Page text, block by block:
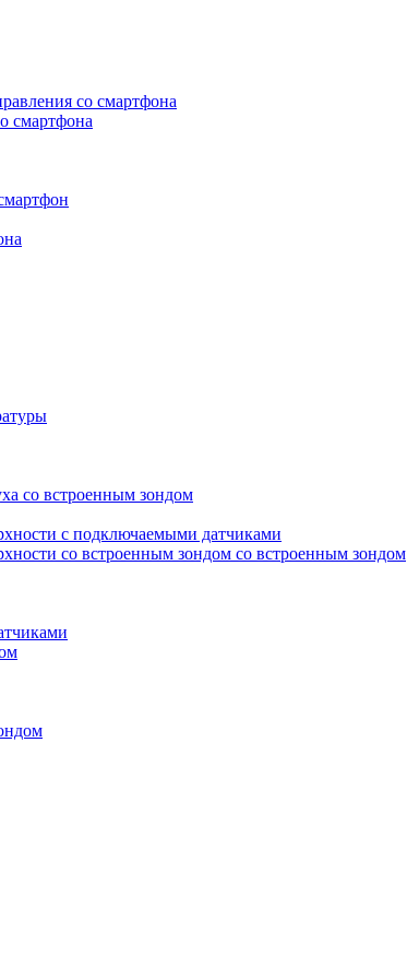
со смартфона
смартфона
со встроенным зондом
с подключаемыми датчиками
со встроенным зондом со встроенным зондом